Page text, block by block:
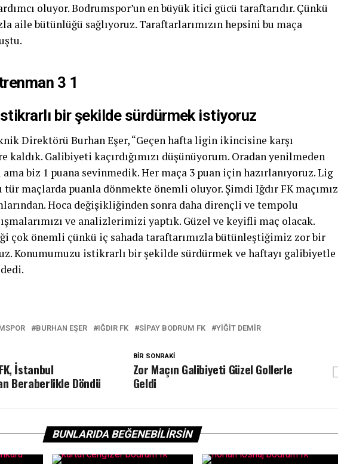
oluyor. Bodrumspor’un en büyük itici gücü taraftarıdır. Çünkü
aile bütünlüğü sağlıyoruz. Taraftarlarımızın hepsini bu maça
bir şekilde sürdürmek istiyoruz
Direktörü Burhan Eşer, “Geçen hafta ligin ikincisine karşı
kaldık. Galibiyeti kaçırdığımızı düşünüyorum. Oradan yenilmeden
biz 1 puana sevinmedik. Her maça 3 puan için hazırlanıyoruz. Lig
maçlarda puanla dönmekte önemli oluyor. Şimdi Iğdır FK maçımız
Hoca değişikliğinden sonra daha dirençli ve tempolu
ve analizlerimizi yaptık. Güzel ve keyifli maç olacak.
çok önemli çünkü iç sahada taraftarımızla bütünleştiğimiz zor bir
Konumumuzu istikrarlı bir şekilde sürdürmek ve haftayı galibiyetle
BURHAN EŞER IĞDIR FK SIPAY BODRUM FK YIĞIT DEMIR
BIR SONRAKI
Zor Maçın Galibiyeti Güzel Gollerle
Geldi
İstanbul
Beraberlikle Döndü
BUNLARIDA BEĞENEBILIRSIN